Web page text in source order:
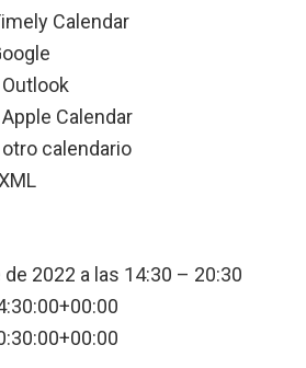
Calendar
Calendar
calendario
2022 a las 14:30 – 20:30